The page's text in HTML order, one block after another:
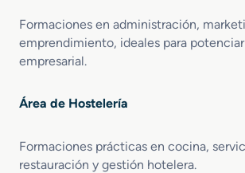
Formaciones en administración,
emprendimiento, ideales para
empresarial.
Área de Hostelería
Formaciones prácticas en cocina,
restauración y gestión hotelera.